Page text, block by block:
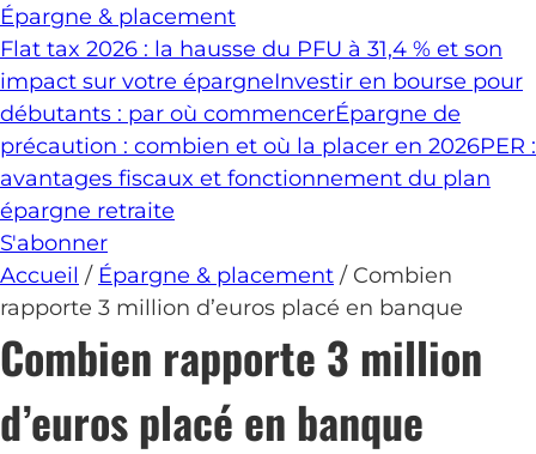
Épargne & placement
Flat tax 2026 : la hausse du PFU à 31,4 % et son
impact sur votre épargneInvestir en bourse pour
débutants : par où commencerÉpargne de
précaution : combien et où la placer en 2026PER :
avantages fiscaux et fonctionnement du plan
épargne retraite
S'abonner
Accueil / Épargne & placement / Combien
rapporte 3 million d’euros placé en banque
Combien rapporte 3 million
d’euros placé en banque